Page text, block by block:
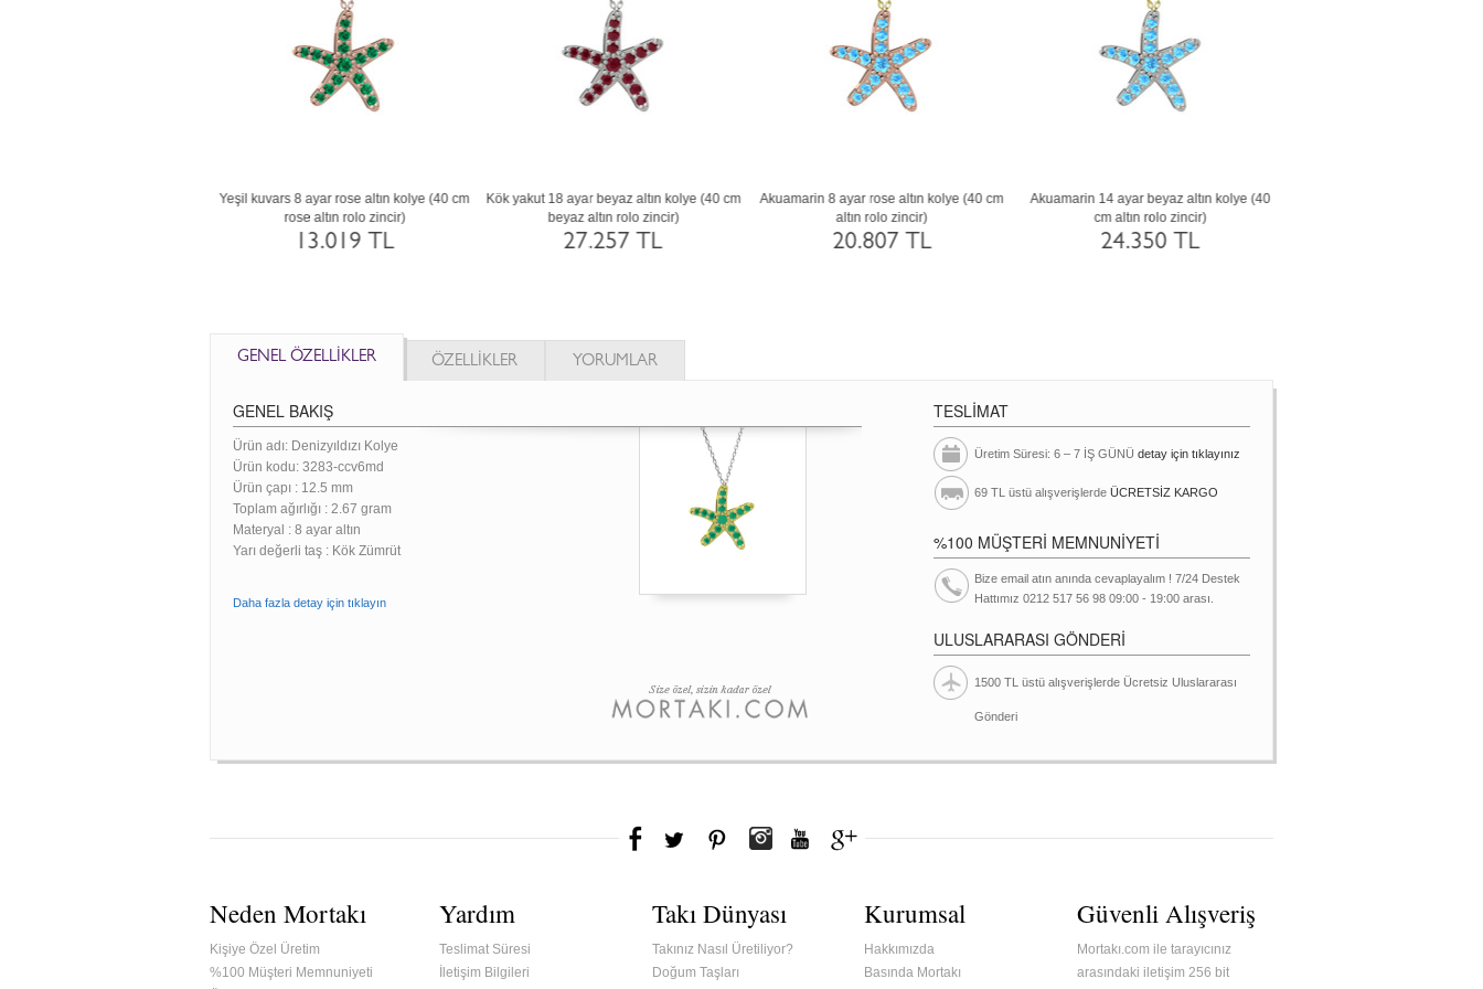
Yeşil kuvars 8 ayar rose altın kolye (40 cm
rose altın rolo zincir)
13.019 TL
Kök yakut 18 ayar beyaz altın kolye (40 cm
beyaz altın rolo zincir)
27.257 TL
Akuamarin 8 ayar rose altın kolye (40 cm
altın rolo zincir)
20.807 TL
Akuamarin 14 ayar beyaz altın kolye (40
cm altın rolo zincir)
24.350 TL
GENEL ÖZELLİKLER ÖZELLİKLER YORUMLAR
GENEL BAKIŞ
Ürün adı: Denizyıldızı Kolye
Ürün kodu: 3283-ccv6md
Ürün çapı : 12.5 mm
Toplam ağırlığı : 2.67 gram
Materyal : 8 ayar altın
Yarı değerli taş : Kök Zümrüt
Daha fazla detay için tıklayın
TESLİMAT
Üretim Süresi: 6 – 7 İŞ GÜNÜ detay için tıklayınız
69 TL üstü alışverişlerde ÜCRETSİZ KARGO
%100 MÜŞTERİ MEMNUNİYETİ
Bize email atın anında cevaplayalım ! 7/24 Destek
Hattımız 0212 517 56 98 09:00 - 19:00 arası.
ULUSLARARASI GÖNDERİ
1500 TL üstü alışverişlerde Ücretsiz Uluslararası
Gönderi
Neden Mortakı
Kişiye Özel Üretim
%100 Müşteri Memnuniyeti
Yardım
Teslimat Süresi
İletişim Bilgileri
Takı Dünyası
Takınız Nasıl Üretiliyor?
Doğum Taşları
Kurumsal
Hakkımızda
Basında Mortakı
Güvenli Alışveriş
Mortakı.com ile tarayıcınız
arasındaki iletişim 256 bit